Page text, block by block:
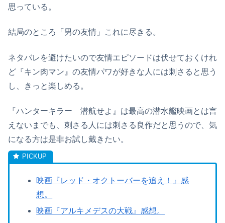
思っている。
結局のところ「男の友情」これに尽きる。
ネタバレを避けたいので友情エピソードは伏せておくけれ
ど『キン肉マン』の友情パワが好きな人には刺さると思う
し、きっと楽しめる。
『ハンターキラー 潜航せよ』は最高の潜水艦映画とは言
えないまでも、刺さる人には刺さる良作だと思うので、気
になる方は是非お試し戴きたい。
映画『レッド・オクトーバーを追え！』感
想。
映画『アルキメデスの大戦』感想。